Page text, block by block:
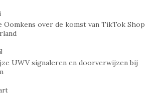
Oomkens over de komst van TikTok Shop
UWV signaleren en doorverwijzen bij